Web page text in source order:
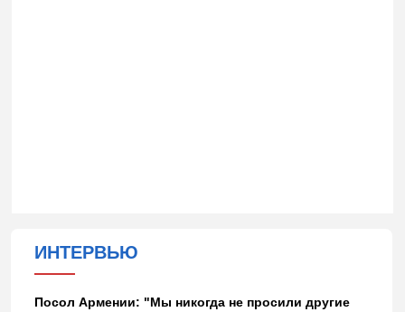
ИНТЕРВЬЮ
Посол Армении: "Мы никогда не просили другие